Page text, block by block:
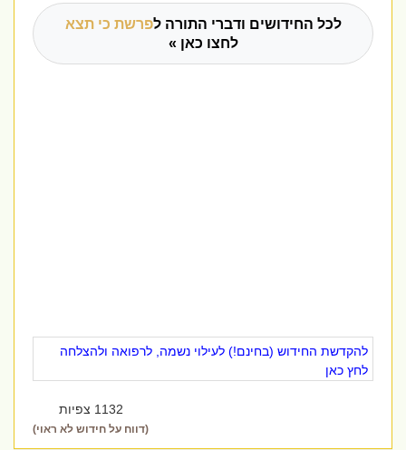
לכל החידושים ודברי התורה לפרשת כי תצא
לחצו כאן »
להקדשת החידוש (בחינם!) לעילוי נשמה, לרפואה ולהצלחה
לחץ כאן
1132 צפיות
(דווח על חידוש לא ראוי)